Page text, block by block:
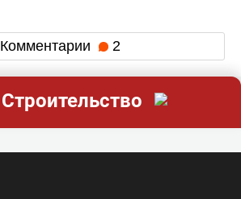
Комментарии 2
Строительство